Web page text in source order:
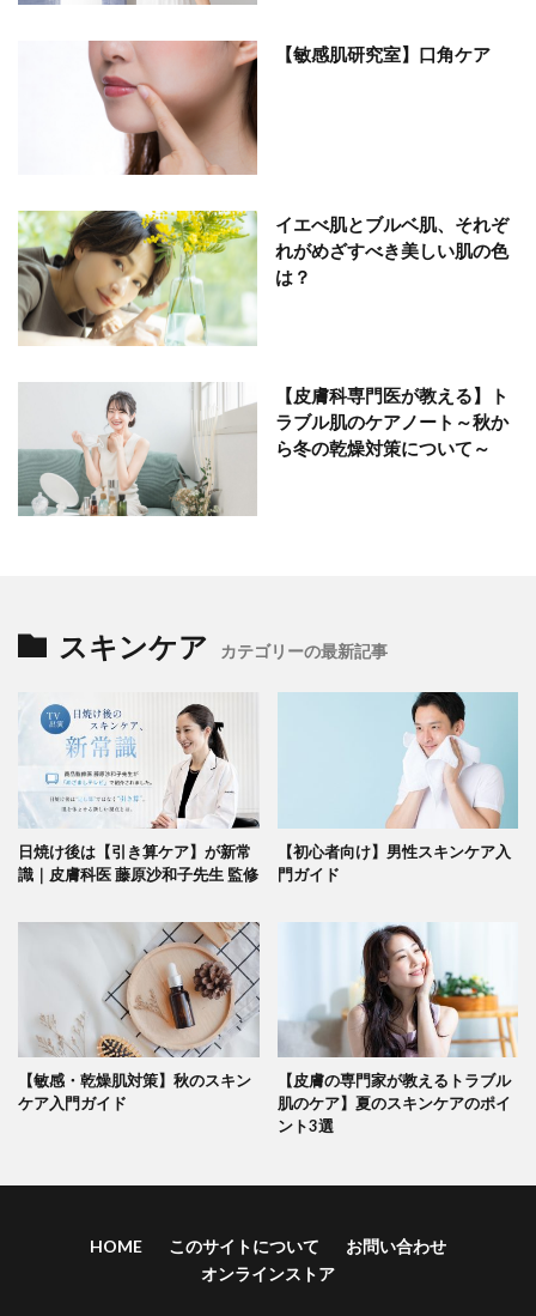
【敏感肌研究室】口角ケア
イエべ肌とブルベ肌、それぞ
れがめざすべき美しい肌の色
は？
【皮膚科専門医が教える】ト
ラブル肌のケアノート～秋か
ら冬の乾燥対策について～
スキンケア カテゴリーの最新記事
日焼け後は【引き算ケア】が新常
識｜皮膚科医 藤原沙和子先生 監修
【初心者向け】男性スキンケア入
門ガイド
【敏感・乾燥肌対策】秋のスキン
ケア入門ガイド
【皮膚の専門家が教えるトラブル
肌のケア】夏のスキンケアのポイ
ント3選
HOME このサイトについて
お問い合わせ
オンラインストア